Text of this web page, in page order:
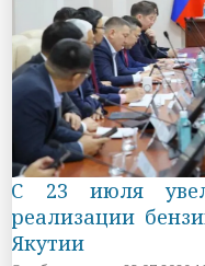
С 23 июля
реализации
Якутии